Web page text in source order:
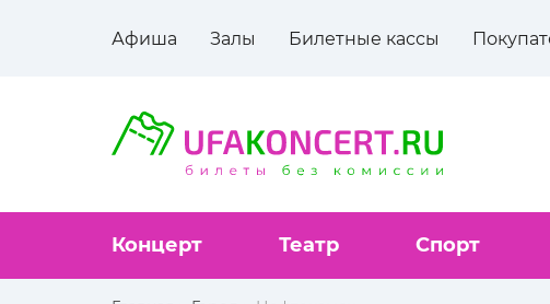
Афиша Залы Билетные кассы
Концерт Театр Спорт